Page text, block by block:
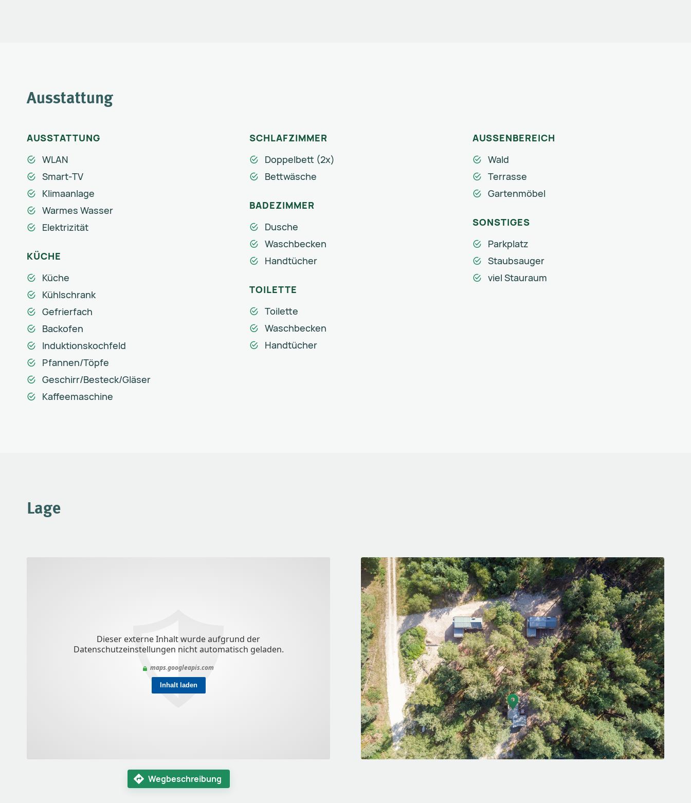
Ausstattung
AUSSTATTUNG
WLAN
Smart-TV
Klimaanlage
Warmes Wasser
Elektrizität
KÜCHE
Küche
Kühlschrank
Gefrierfach
Backofen
Induktionskochfeld
Pfannen/Töpfe
Geschirr/Besteck/Gläser
Kaffeemaschine
SCHLAFZIMMER
Doppelbett (2x)
Bettwäsche
BADEZIMMER
Dusche
Waschbecken
Handtücher
TOILETTE
Toilette
Waschbecken
Handtücher
AUSSENBEREICH
Wald
Terrasse
Gartenmöbel
SONSTIGES
Parkplatz
Staubsauger
viel Stauraum
Lage
Wegbeschreibung